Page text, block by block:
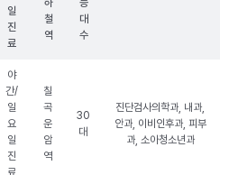
일
진
료
하
철
역
능
대
수
야
간/
일
요
일
진
료
칠
곡
운
암
역
30
대
진단검사의학과, 내과,
안과, 이비인후과, 피부
과, 소아청소년과